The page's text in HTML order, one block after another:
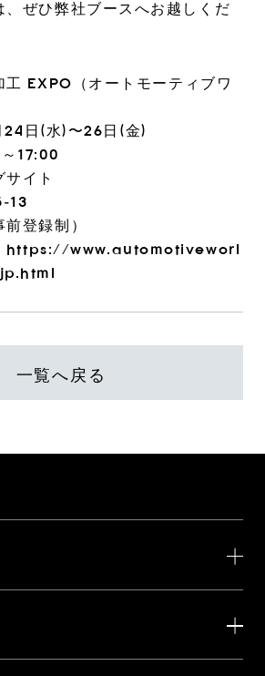
、ぜひ弊社ブースへお越しくだ
工 EXPO（オートモーティブワ
24日(水)〜26日(金)
17:00
イト
13
登録制）
https://www.automotiveworl
一覧へ戻る